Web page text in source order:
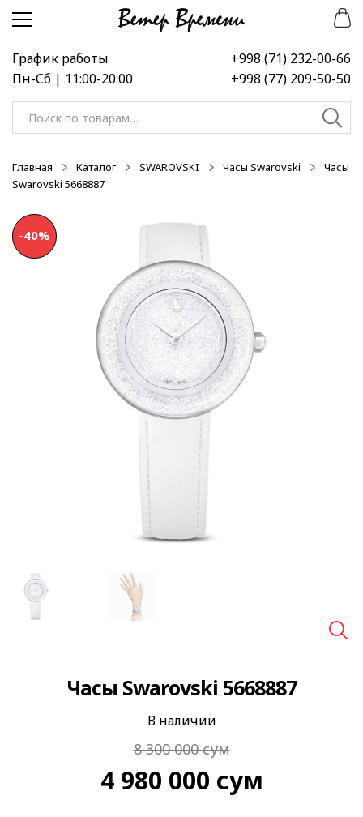
Перейти
навигации
Перейти
содержимому
График работы
Пн-Сб | 11:00-20:00
+998 (71) 232-00-66
+998 (77) 209-50-50
Искать:
Главная Каталог SWAROVSKI Часы Swarovski
Часы
Swarovski 5668887
-40%
Часы Swarovski 5668887
В наличии
8 300 000сум
4 980 000 сум
-40%